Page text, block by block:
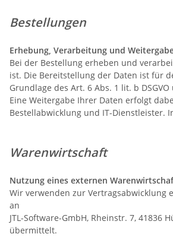
Bestellungen
Erhebung, Verarbeitung und
Bei der Bestellung erheben und
ist. Die Bereitstellung der Daten ist für
Grundlage des Art. 6 Abs. 1 lit. b
Eine Weitergabe Ihrer Daten erfolgt
Bestellabwicklung und IT-Dienstleister.
Warenwirtschaft
Nutzung eines externen
Wir verwenden zur Vertragsabwicklung
an
JTL-Software-GmbH, Rheinstr. 7, 41836
übermittelt.